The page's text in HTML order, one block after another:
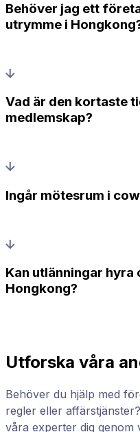
Behöver jag ett
utrymme i
Vad är den kortaste
medlemskap?
Ingår mötesrum i
Kan utlänningar
Hongkong?
Utforska våra
Behöver du hjälp med
regler eller
våra experter dig genom